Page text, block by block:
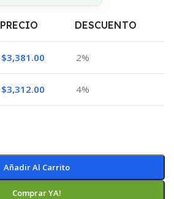
PRECIO DESCUENTO
$3,381.00 2%
$3,312.00
4%
Añadir Al Carrito
Comprar YA!